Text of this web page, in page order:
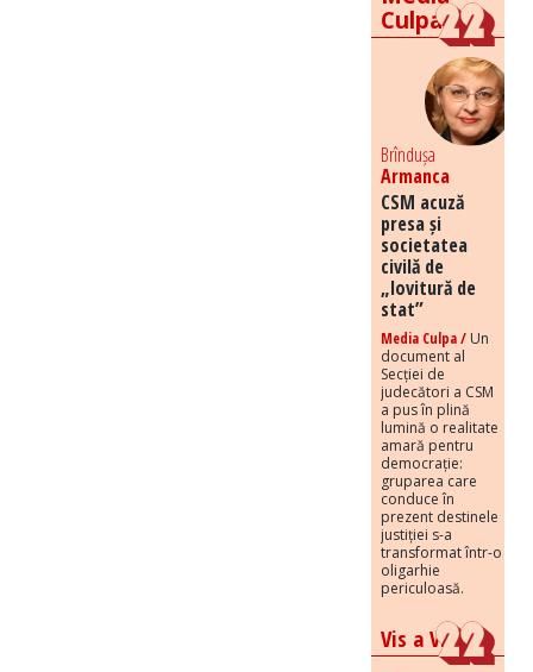
Culpa
Brîndușa
Armanca
CSM acuză
presa și
societatea
civilă de
„lovitură de
stat”
Media Culpa / Un
document al
Secției de
judecători a CSM
a pus în plină
lumină o realitate
amară pentru
democrație:
gruparea care
conduce în
prezent destinele
justiției s-a
transformat într-o
oligarhie
periculoasă.
Vis a Vis